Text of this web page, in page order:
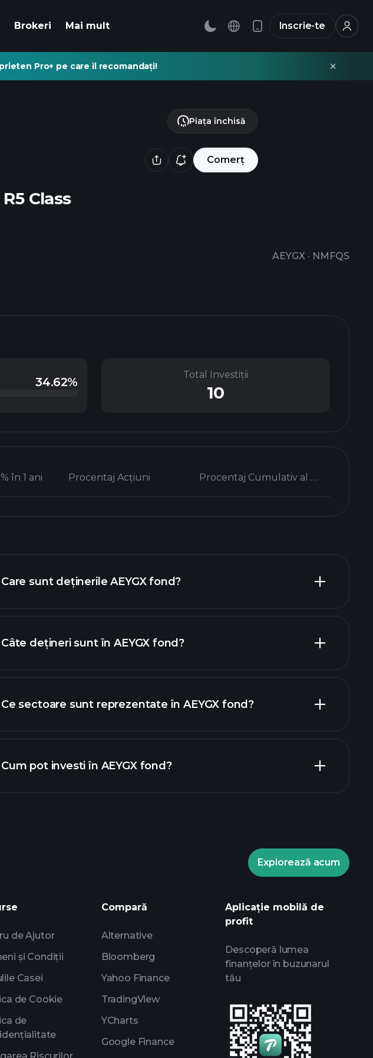
Brokeri Mai mult Inscrie-te
Pro+ pe care îl recomandați!
Comerț
Class
AEYGX · NMFQS
Piața închisă
34.62%
Total Investiții
10
în 1 ani Procentaj Acțiuni Procentaj Cumulativ al Capitalului Propriu %
Care sunt deținerile AEYGX fond?
Câte dețineri sunt în AEYGX fond?
holdings
Ce sectoare sunt reprezentate în AEYGX fond?
Cum pot investi în AEYGX fond?
Explorează acum
de Ajutor
și Condiții
Casei
de Cookie
de
Compară
Alternative
Bloomberg
Yahoo Finance
TradingView
YCharts
Google Finance
Aplicație mobilă de
profit
Descoperă lumea
finanțelor în buzunarul
tău